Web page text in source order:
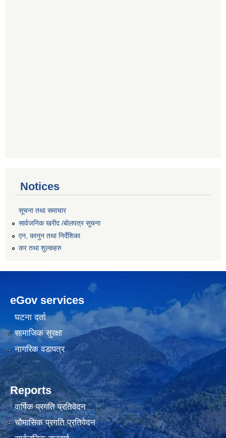
Notices
सूचना तथा समाचार
सार्वजनिक खरीद /बोलपत्र सूचना
एन, कानुन तथा निर्देशिका
कर तथा शुल्कहरु
eGov services
घटना दर्ता
सामाजिक सुरक्षा
नागरिक वडापत्र
Reports
वार्षिक प्रगति प्रतिवेदन
चौमासिक प्रगति प्रतिवेदन